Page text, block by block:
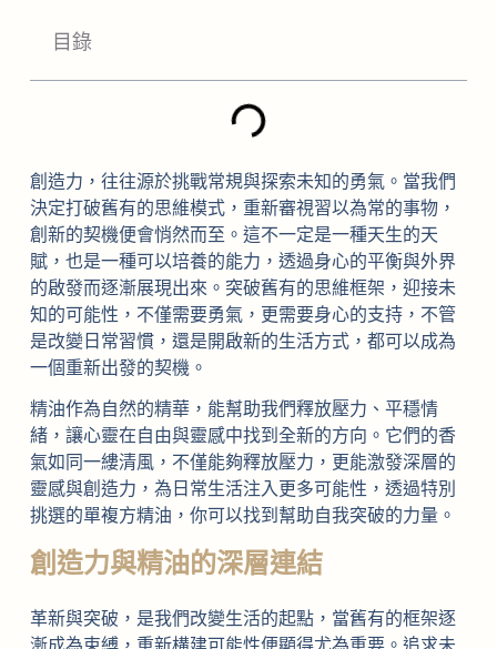
目錄
創造力，往往源於挑戰常規與探索未知的勇氣。當我們
決定打破舊有的思維模式，重新審視習以為常的事物，
創新的契機便會悄然而至。這不一定是一種天生的天
賦，也是一種可以培養的能力，透過身心的平衡與外界
的啟發而逐漸展現出來。突破舊有的思維框架，迎接未
知的可能性，不僅需要勇氣，更需要身心的支持，不管
是改變日常習慣，還是開啟新的生活方式，都可以成為
一個重新出發的契機。
精油作為自然的精華，能幫助我們釋放壓力、平穩情
緒，讓心靈在自由與靈感中找到全新的方向。它們的香
氣如同一縷清風，不僅能夠釋放壓力，更能激發深層的
靈感與創造力，為日常生活注入更多可能性，透過特別
挑選的單複方精油，你可以找到幫助自我突破的力量。
創造力與精油的深層連結
革新與突破，是我們改變生活的起點，當舊有的框架逐
漸成為束縛，重新構建可能性便顯得尤為重要。追求未